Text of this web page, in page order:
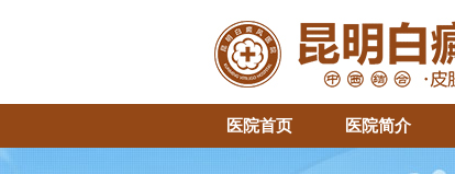
医院首页 医院简介